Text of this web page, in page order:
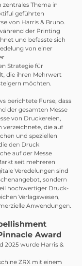
Thema in
geführten
von Harris & Bruno.
der Printing
und befasste sich
von einer
Strategie für
die ihren Mehrwert
möchten.
berichtete Furse, dass
der gesamten Messe
von Druckereien,
verzeichnete, die auf
und speziellen
den Druck
auf der Messe
seit mehreren
Veredelungen sind
sondern
hochwertiger Druck-
Verlagswesen,
Anwendungen.
Award
2025 wurde Harris &
ZRX mit einem